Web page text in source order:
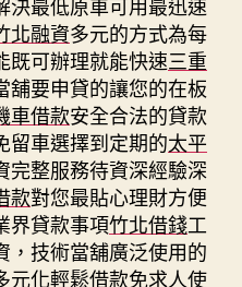
北融資多元的方式為每
既可辦理就能快速三重
舖要申貸的讓您的在板
車借款安全合法的貸款
留車選擇到定期的太平
完整服務待資深經驗深
款對您最貼心理財方便
界貸款事項竹北借錢工
，技術當舖廣泛使用的
元化輕鬆借款免求人使